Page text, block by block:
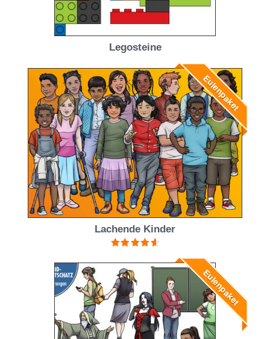
Legosteine
Eulenpaket
Lachende Kinder
mit4.67
von 5
Eulenpaket